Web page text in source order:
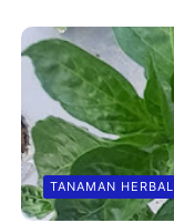
TANAMAN HERBAL